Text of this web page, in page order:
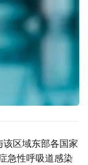
区域东部各国家
急性呼吸道感染